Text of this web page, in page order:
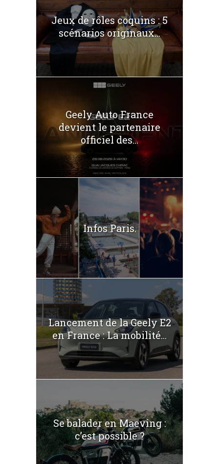
Jeux de rôles coquins : 5
scénarios originaux...
Geely Auto France
devient le partenaire
officiel des...
Infos Paris.
Lancement de la Geely E2
en France : La mobilité...
Se balader en Maeving :
c’est possible ?